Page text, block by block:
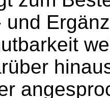
und